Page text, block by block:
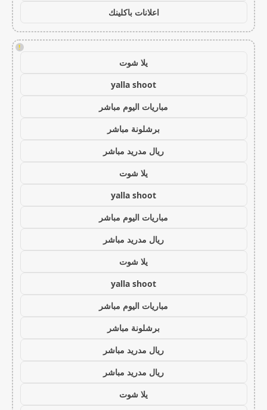
اعلانات باكلينك
!
يلا شوت
yalla shoot
مباريات اليوم مباشر
برشلونة مباشر
ريال مدريد مباشر
يلا شوت
yalla shoot
مباريات اليوم مباشر
ريال مدريد مباشر
يلا شوت
yalla shoot
مباريات اليوم مباشر
برشلونة مباشر
ريال مدريد مباشر
ريال مدريد مباشر
يلا شوت